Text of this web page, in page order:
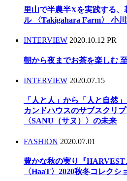
里山で半農半Xを実践する、
ル 〈Takigahara Farm〉 小
INTERVIEW 2020.10.12 PR
朝から夜までお茶を楽しむ
INTERVIEW 2020.07.15
「人と人」から「人と自然
カンドハウスのサブスクリ
〈SANU（サヌ）〉の未来
FASHION 2020.07.01
豊かな秋の実り『
〈HaaT〉2020秋冬コレクシ